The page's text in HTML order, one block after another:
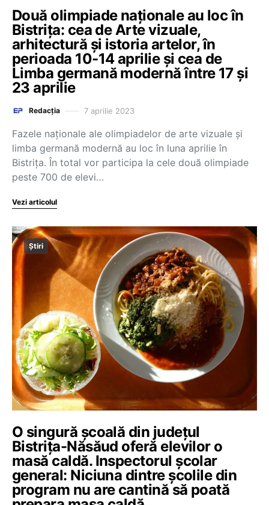
Două olimpiade naționale au loc în
Bistrița: cea de Arte vizuale,
arhitectură şi istoria artelor, în
perioada 10-14 aprilie și cea de
Limba germană modernă între 17 și
23 aprilie
Redacția 7 aprilie 2023
Fazele naţionale ale olimpiadelor de arte vizuale şi
limba germană modernă au loc în luna aprilie în
Bistrița. În total vor participa la cele două olimpiade
peste 700 de elevi…
Vezi articolul
Știri
O singură școală din județul
Bistrița-Năsăud oferă elevilor o
masă caldă. Inspectorul școlar
general: Niciuna dintre școlile din
program nu are cantină să poată